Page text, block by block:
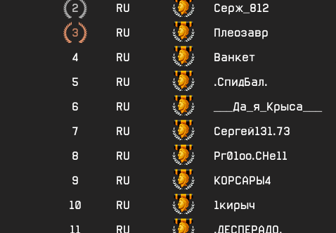
2
RU Серж_812
3
RU Плеозавр
4
RU Ванкет
5
RU .СпидБал.
6
RU ___Да_я_Крыса___
7
RU Сергей131.73
8
RU Рг01оо.СНе11
9
RU КОРСАРЫ4
10
RU 1кирыч
11
RU .ДЕСПЕРАДО.